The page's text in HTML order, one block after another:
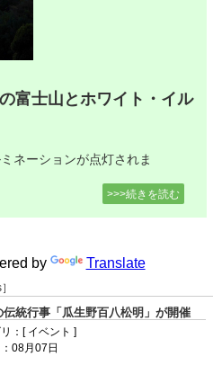
富士山とホワイト・イル
ネーションが点灯されま
>>>続きを読む
by Translate
伝統行事「瓜生野百八松明」が開催
：[ イベント ]
08月07日